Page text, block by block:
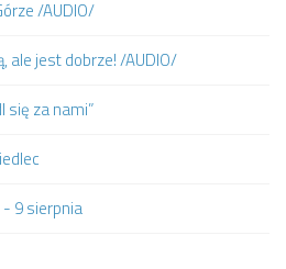
/AUDIO/
ale jest dobrze! /AUDIO/
się za nami”
- 9 sierpnia